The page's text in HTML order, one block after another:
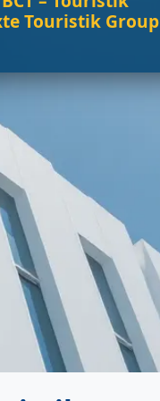
Touristik Group